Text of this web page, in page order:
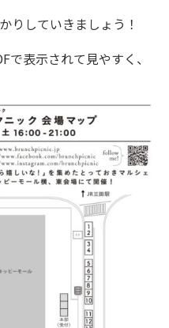
りしていきましょう！
で表示されて見やすく、